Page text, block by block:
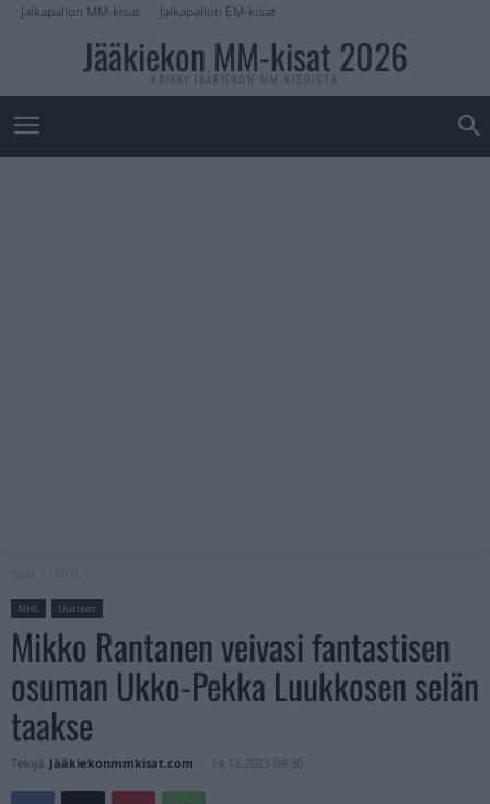
Jalkapallon MM-kisat Jalkapallon EM-kisat
Jääkiekon MM-kisat 2026
KAIKKI JÄÄKIEKON MM-KISOISTA
NHL Uutiset
Mikko Rantanen veivasi fantastisen
osuman Ukko-Pekka Luukkosen selän
taakse
Tekijä Jääkiekonmmkisat.com - 14.12.2023 09:30